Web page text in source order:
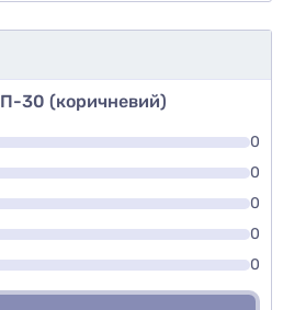
30 (коричневий)
0
0
0
0
0